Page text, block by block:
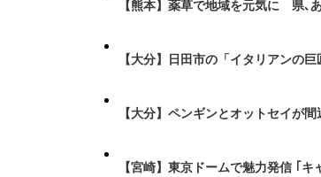
【熊本】薬草で地域を元気に 県､
【大分】日田市の「イタリアンの
【大分】ペンギンとオットセイが
【宮崎】東京ドームで魅力発信 ｢